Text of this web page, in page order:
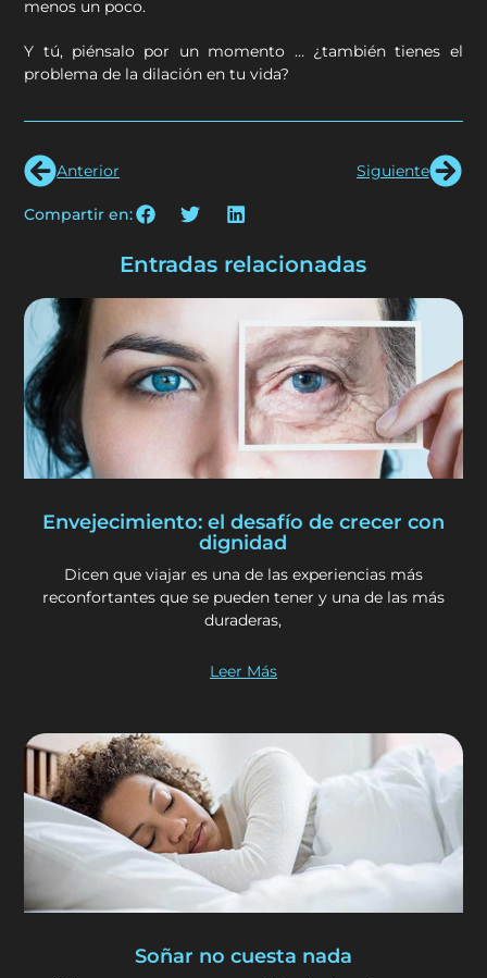
menos un poco.
Y tú, piénsalo por un momento … ¿también tienes el
problema de la dilación en tu vida?
Anterior Siguiente
Compartir en:
Entradas relacionadas
Envejecimiento: el desafío de crecer con
dignidad
Dicen que viajar es una de las experiencias más
reconfortantes que se pueden tener y una de las más
duraderas,
Leer Más
Soñar no cuesta nada